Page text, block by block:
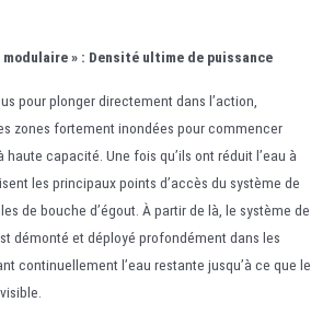
» : Densité ultime de puissance
pour plonger directement dans l’action,
zones fortement inondées pour commencer
capacité. Une fois qu’ils ont réduit l’eau à
les principaux points d’accès du système de
de bouche d’égout. À partir de là, le système de
démonté et déployé profondément dans les
continuellement l’eau restante jusqu’à ce que le